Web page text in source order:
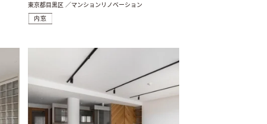
東京都目黒区 ／マンションリノベーション
内窓